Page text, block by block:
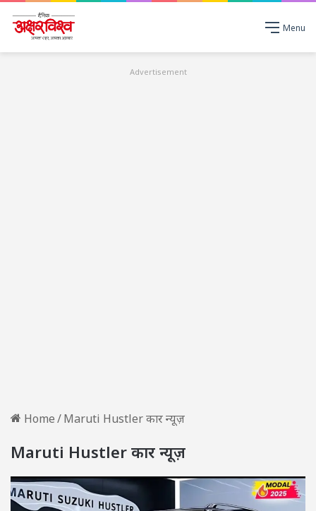
Menu
Advertisement
Home/Maruti Hustler कार न्यूज़
Maruti Hustler कार न्यूज़